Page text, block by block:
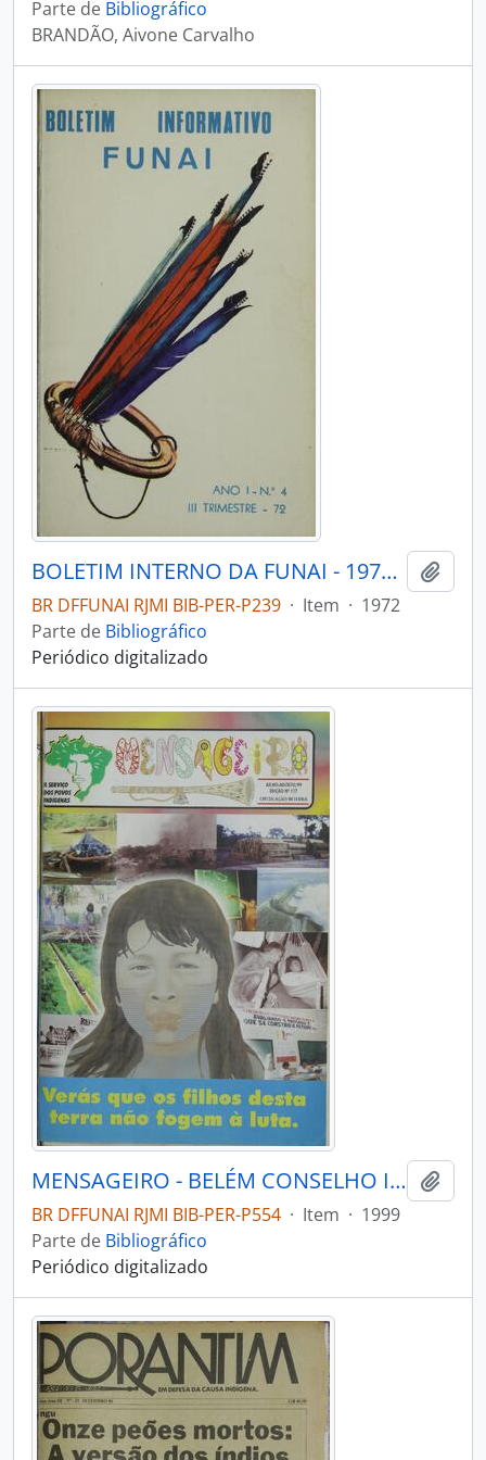
Parte de Bibliográfico
BRANDÃO, Aivone Carvalho
BOLETIM INTERNO DA FUNAI - 1972 - Nº04
BR DFFUNAI RJMI BIB-PER-P239 · Item · 1972
Parte de Bibliográfico
Periódico digitalizado
MENSAGEIRO - BELÉM CONSELHO INDIGENISTA MISSIONÁRIO - 1999 - Nº117
BR DFFUNAI RJMI BIB-PER-P554 · Item · 1999
Parte de Bibliográfico
Periódico digitalizado